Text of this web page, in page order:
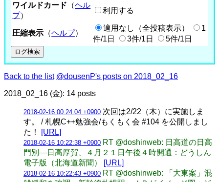
ワイルドカード （ヘル
プ）
利用する
圧縮表示 （ヘルプ）
適用なし（全投稿表示）
1
件/1日
3件/1日 5件/1日
Back to the list @dousenP's posts on 2018_02_16
2018_02_16 (金): 14 posts
2018-02-16 00:24:04 +0900 次回は2/22（木）に実施しま
す。 / 札幌C++勉強会/もくもく会 #104 を公開しまし
た！
[URL]
2018-02-16 10:22:38 +0900 RT @doshinweb: 日高道の日高
門別―日高厚賀、４月２１日午後４時開通：どうしん
電子版（北海道新聞）
[URL]
2018-02-16 10:22:43 +0900 RT @doshinweb: 「大東案」混